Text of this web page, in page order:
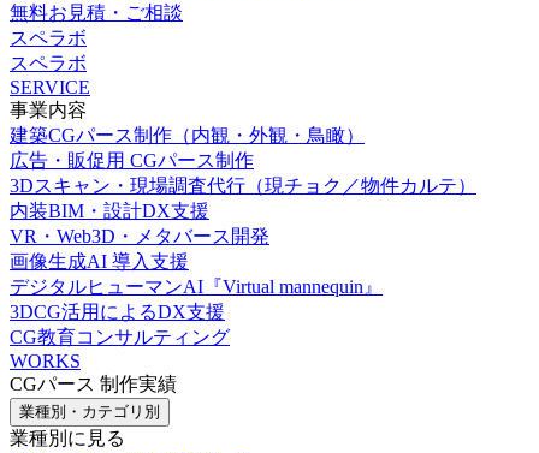
無料お見積・ご相談
スペラボ
スペラボ
SERVICE
事業内容
建築CGパース制作（内観・外観・鳥瞰）
広告・販促用 CGパース制作
3Dスキャン・現場調査代行（現チョク／物件カルテ）
内装BIM・設計DX支援
VR・Web3D・メタバース開発
画像生成AI 導入支援
デジタルヒューマンAI『Virtual mannequin』
3DCG活用によるDX支援
CG教育コンサルティング
WORKS
CGパース 制作実績
業種別・カテゴリ別
業種別に見る